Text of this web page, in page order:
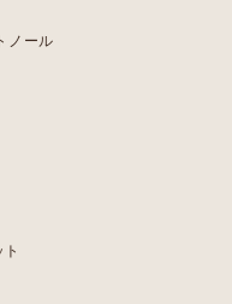
ノール